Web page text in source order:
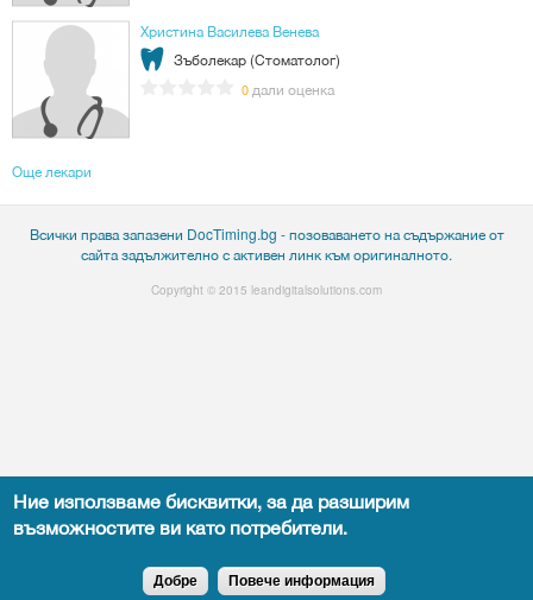
Христина Василева Венева
Зъболекар (Стоматолог)
0 дали оценка
Още лекари
Всички права запазени DocTiming.bg - позоваването на съдържание от
сайта задължително с активен линк към оригиналното.
Copyright © 2015 leandigitalsolutions.com
Ние използваме бисквитки, за да разширим
възможностите ви като потребители.
Добре Повече информация